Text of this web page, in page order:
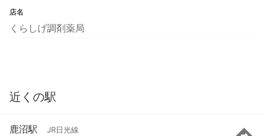
店名
くらしげ調剤薬局
近くの駅
鹿沼駅 JR日光線